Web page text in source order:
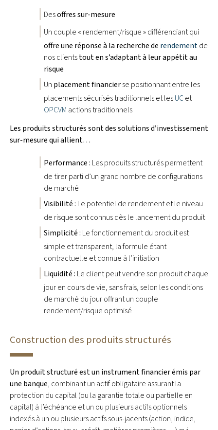
Desoffres sur-mesure
Un couple « rendement/risque » différenciant qui
offre une réponse à la recherche de rendementde
nos clientstout en s’adaptant à leur appétit au
risque
Un placement financierse positionnant entre les
placements sécurisés traditionnels et lesUCet
OPCVM actions traditionnels
Les produits structurés sont des solutions d’investissement
sur-mesure qui allient…
Performance : Les produits structurés permettent
de tirer parti d’un grand nombre de configurations
de marché
Visibilité : Le potentiel de rendement et le niveau
de risque sont connus dès le lancement du produit
Simplicité : Le fonctionnement du produit est
simple et transparent, la formule étant
contractuelle et connue à l’initiation
Liquidité : Le client peut vendre son produit chaque
jour en cours de vie, sans frais, selon les conditions
de marché du jour offrant un couple
rendement/risque optimisé
Construction des produits structurés
Un produit structuré est un instrument financier émis par
une banque, combinant un actif obligataire assurant la
protection du capital (ou la garantie totale ou partielle en
capital) à l’échéance et un ou plusieurs actifs optionnels
indexés à un ou plusieurs actifs sous-jacents (action, indice,